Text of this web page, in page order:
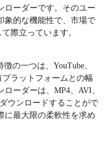
ローダーです。そのユー
象的な機能性で、市場で
際立っています。
の一つは、YouTube、
ラットフォームとの幅
ーダーは、MP4、AVI、
ウンロードすることがで
に最大限の柔軟性を求め